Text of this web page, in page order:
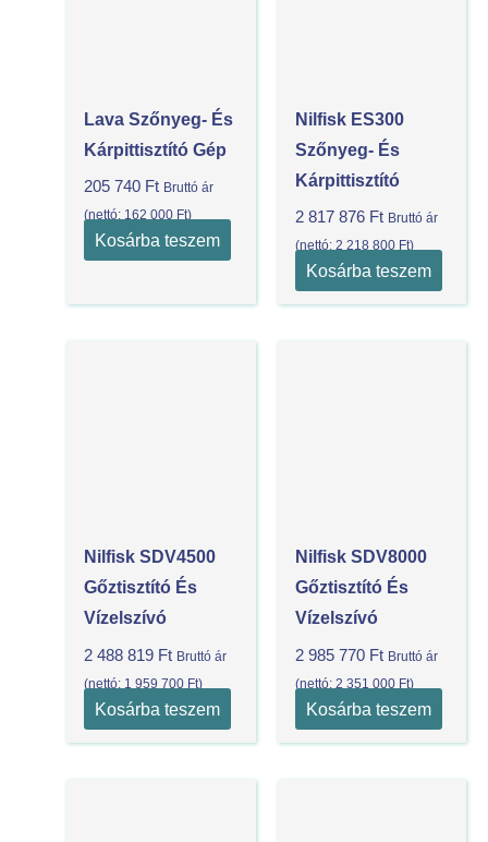
Lava Szőnyeg- És
Kárpittisztító Gép
205 740 Ft Bruttó ár
(nettó: 162 000 Ft)
Kosárba teszem
Nilfisk ES300
Szőnyeg- És
Kárpittisztító
2 817 876 Ft Bruttó ár
(nettó: 2 218 800 Ft)
Kosárba teszem
Nilfisk SDV4500
Gőztisztító És
Vízelszívó
2 488 819 Ft Bruttó ár
(nettó: 1 959 700 Ft)
Kosárba teszem
Nilfisk SDV8000
Gőztisztító És
Vízelszívó
2 985 770 Ft Bruttó ár
(nettó: 2 351 000 Ft)
Kosárba teszem